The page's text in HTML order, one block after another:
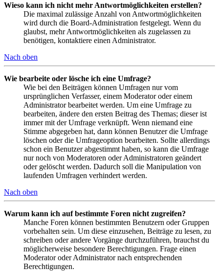
Wieso kann ich nicht mehr Antwortmöglichkeiten erstellen?
Die maximal zulässige Anzahl von Antwortmöglichkeiten
wird durch die Board-Administration festgelegt. Wenn du
glaubst, mehr Antwortmöglichkeiten als zugelassen zu
benötigen, kontaktiere einen Administrator.
Nach oben
Wie bearbeite oder lösche ich eine Umfrage?
Wie bei den Beiträgen können Umfragen nur vom
ursprünglichen Verfasser, einem Moderator oder einem
Administrator bearbeitet werden. Um eine Umfrage zu
bearbeiten, ändere den ersten Beitrag des Themas; dieser ist
immer mit der Umfrage verknüpft. Wenn niemand eine
Stimme abgegeben hat, dann können Benutzer die Umfrage
löschen oder die Umfrageoption bearbeiten. Sollte allerdings
schon ein Benutzer abgestimmt haben, so kann die Umfrage
nur noch von Moderatoren oder Administratoren geändert
oder gelöscht werden. Dadurch soll die Manipulation von
laufenden Umfragen verhindert werden.
Nach oben
Warum kann ich auf bestimmte Foren nicht zugreifen?
Manche Foren können bestimmten Benutzern oder Gruppen
vorbehalten sein. Um diese einzusehen, Beiträge zu lesen, zu
schreiben oder andere Vorgänge durchzuführen, brauchst du
möglicherweise besondere Berechtigungen. Frage einen
Moderator oder Administrator nach entsprechenden
Berechtigungen.